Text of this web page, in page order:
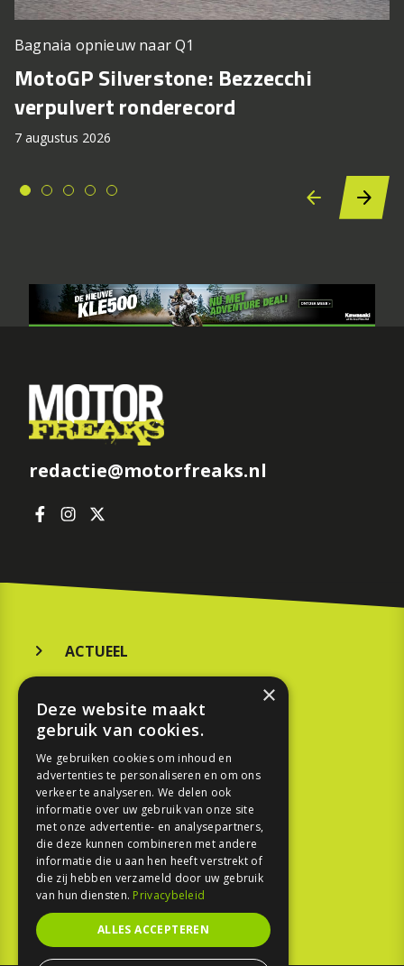
Bagnaia opnieuw naar Q1
MotoGP Silverstone: Bezzecchi
verpulvert ronderecord
7 augustus 2026
redactie@motorfreaks.nl
ACTUEEL
KOOPGIDS
TESTEN
SPORT
REPORTAGE
TOUREN
NIEUWSBRIEF
×
Deze website maakt
gebruik van cookies.
We gebruiken cookies om inhoud en
advertenties te personaliseren en om ons
verkeer te analyseren. We delen ook
informatie over uw gebruik van onze site
met onze advertentie- en analysepartners,
die deze kunnen combineren met andere
informatie die u aan hen heeft verstrekt of
die zij hebben verzameld door uw gebruik
van hun diensten. Privacybeleid
ALLES ACCEPTEREN